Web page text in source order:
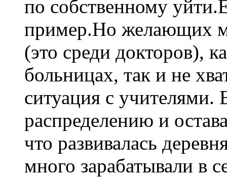
по собственному
пример.Но желающих
(это среди докторов),
больницах, так и не
ситуация с
распределению и
что развивалась
много зарабатывали в